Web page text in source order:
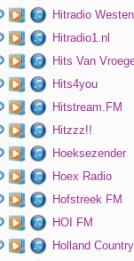
Hitradio
Hitradio1.nl
Hits Van
Hits4you
Hitstream.FM
Hitzzz!!
Hoeksezender
Hoex Radio
Hofstreek FM
HOI FM
Holland